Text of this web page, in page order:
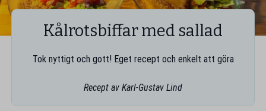
Kålrotsbiffar med sallad
Tok nyttigt och gott! Eget recept och enkelt att göra
Recept av Karl-Gustav Lind